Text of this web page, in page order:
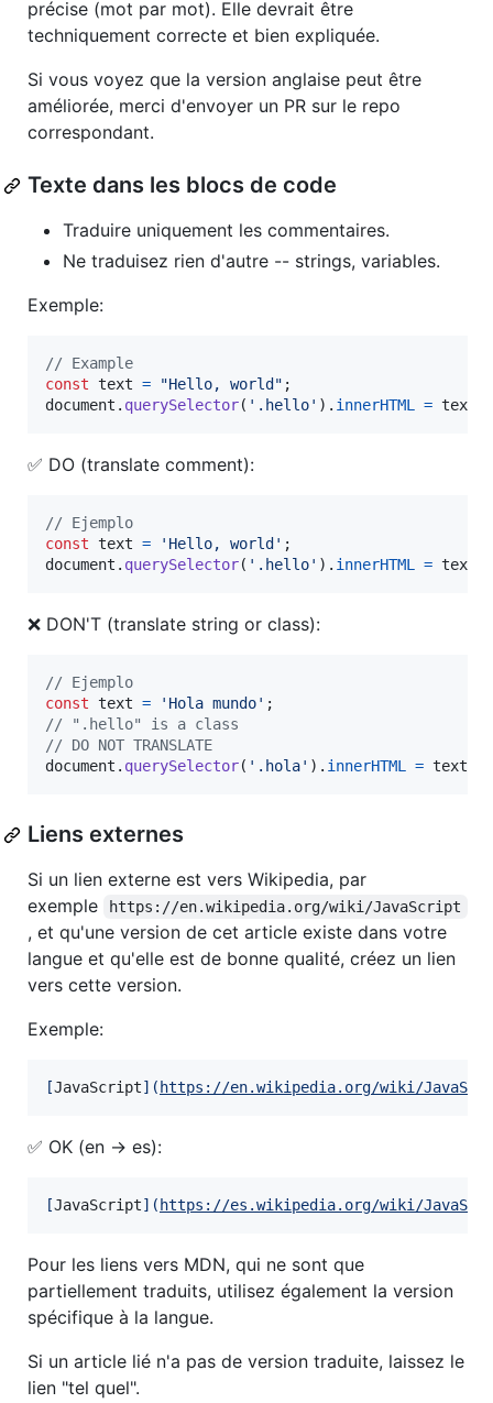
précise (mot par mot). Elle devrait être
techniquement correcte et bien expliquée.
Si vous voyez que la version anglaise peut être
améliorée, merci d'envoyer un PR sur le repo
correspondant.
Texte dans les blocs de code
Traduire uniquement les commentaires.
Ne traduisez rien d'autre -- strings, variables.
Exemple:
// Example
const text = "Hello, world" ;
document . querySelector( '.hello' ) . innerHTML = text
✅ DO (translate comment):
// Ejemplo
const text = 'Hello, world' ;
document . querySelector( '.hello' ) . innerHTML = text
❌ DON'T (translate string or class):
// Ejemplo
const text = 'Hola mundo' ;
// ".hello" is a class
// DO NOT TRANSLATE
document . querySelector( '.hola' ) . innerHTML = text
Liens externes
Si un lien externe est vers Wikipedia, par
exemple
https://en.wikipedia.org/wiki/JavaScript
, et qu'une version de cet article existe dans votre
langue et qu'elle est de bonne qualité, créez un lien
vers cette version.
Exemple:
[JavaScript] ( https://en.wikipedia.org/wiki/
✅ OK (en -> es):
[JavaScript] ( https://es.wikipedia.org/wiki/
Pour les liens vers MDN, qui ne sont que
partiellement traduits, utilisez également la version
spécifique à la langue.
Si un article lié n'a pas de version traduite, laissez le
lien "tel quel".